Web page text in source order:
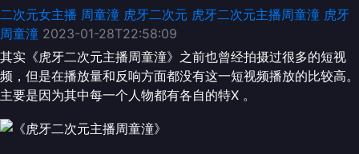
二次元女主播 周童潼 虎牙二次元 虎牙二次元主播周童潼 虎牙
周童潼 2023-01-28T22:58:09
其实《虎牙二次元主播周童潼》之前也曾经拍摄过很多的短视
频，但是在播放量和反响方面都没有这一短视频播放的比较高。
主要是因为其中每一个人物都有各自的特X 。